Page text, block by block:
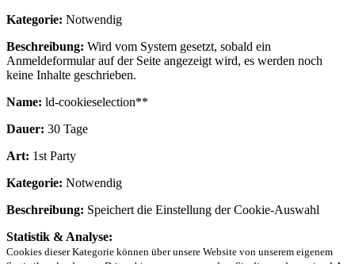
Kategorie: Notwendig
Beschreibung: Wird vom System gesetzt, sobald ein
Anmeldeformular auf der Seite angezeigt wird, es werden noch
keine Inhalte geschrieben.
Name: ld-cookieselection**
Dauer: 30 Tage
Art: 1st Party
Kategorie: Notwendig
Beschreibung: Speichert die Einstellung der Cookie-Auswahl
Statistik & Analyse:
Cookies dieser Kategorie können über unsere Website von unserem eigenem